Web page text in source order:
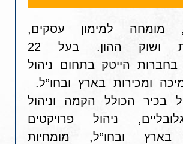
מומחה למימון עסקים,
למשכנתאות ושוק ההון. בעל 22
בחברות הייטק בתחום ניהול
ומכירות בארץ ובחו”ל.
בכיר הכולל הקמה וניהול
ניהול פרויקטים
בארץ ובחו”ל, מומחיות